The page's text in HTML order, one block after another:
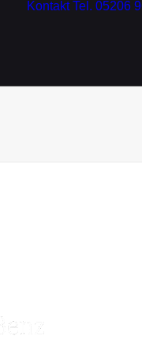
Kontakt Tel. 05206